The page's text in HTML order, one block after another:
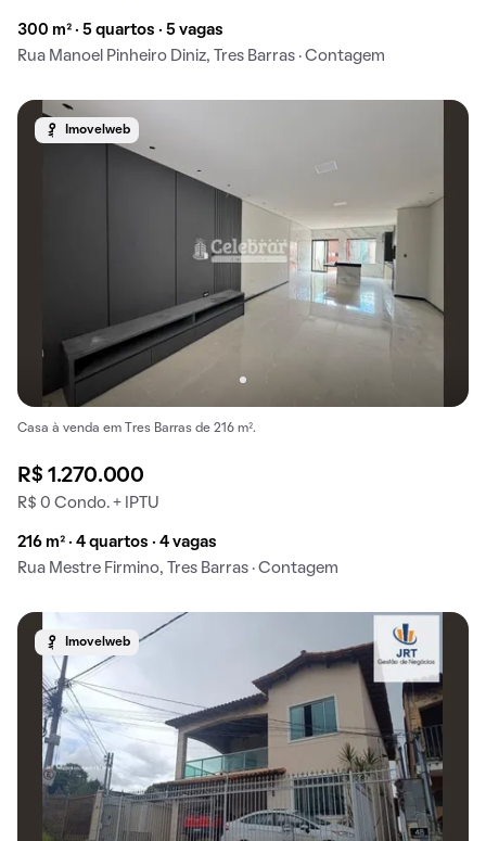
300 m² · 5 quartos · 5 vagas
Rua Manoel Pinheiro Diniz, Tres Barras · Contagem
Imovelweb
Casa à venda em Tres Barras de 216 m².
R$ 1.270.000
R$ 0 Condo. + IPTU
216 m² · 4 quartos · 4 vagas
Rua Mestre Firmino, Tres Barras · Contagem
Imovelweb